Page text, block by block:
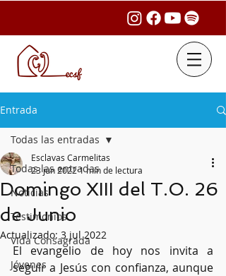
Entrada
Todas las entradas
Noticias
Testimonios
Vida Consagrada
Jóvenes
Todas las entradas
Domingo XIII del T.O. 26
de Junio
Esclavas Carmelitas
23 jun 20221 min de lectura
Actualizado: 3 jul 2022
El evangelio de hoy nos invita a
seguir a Jesús con confianza, aunque